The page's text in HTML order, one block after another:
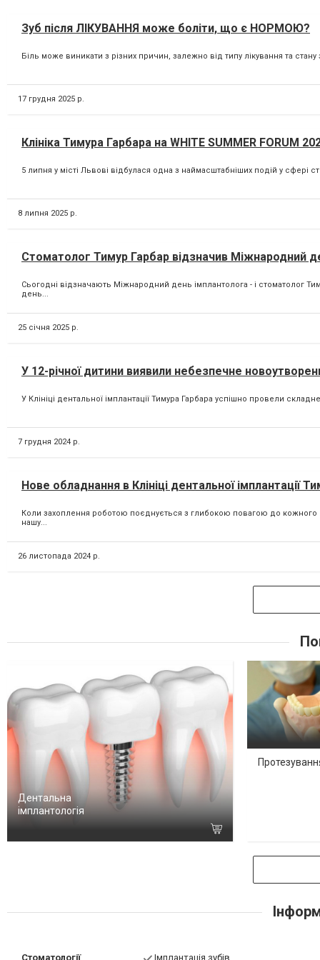
Зуб після ЛІКУВАННЯ може боліти, що є НОРМОЮ?
Біль може виникати з різних причин, залежно від типу лікування та
17 грудня 2025 р.
Клініка Тимура Гарбара на WHITE SUMMER FORUM
5 липня у місті Львові відбулася одна з наймасштабніших подій у сфері
8 липня 2025 р.
Стоматолог Тимур Гарбар відзначив Міжнародний
Сьогодні відзначають Міжнародний день імплантолога - і стоматолог
день...
25 січня 2025 р.
У 12-річної дитини виявили небезпечне
У Клініці дентальної імплантації Тимура Гарбара успішно провели
7 грудня 2024 р.
Нове обладнання в Клініці дентальної імплантації
Коли захоплення роботою поєднується з глибокою повагою до кожного
нашу...
26 листопада 2024 р.
Дентальна
імплантологія
Стоматології Імплантація зубів